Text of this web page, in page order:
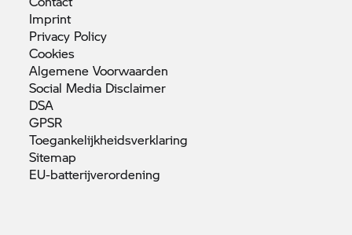
Imprint
Privacy Policy
Cookies
AlgemeneVoorwaarden
Social Media Disclaimer
DSA
GPSR
Toegankelijkheidsverklaring
Sitemap
EU-batterijverordening